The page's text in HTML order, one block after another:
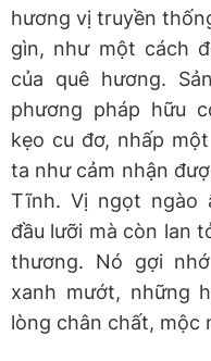
hương vị truyền
gìn, như một cách
của quê hương.
phương pháp hữu
kẹo cu đơ, nhấp
ta như cảm nhận
Tĩnh. Vị ngọt ngào
đầu lưỡi mà còn lan
thương. Nó gợi
xanh mướt, những
lòng chân chất, mộc